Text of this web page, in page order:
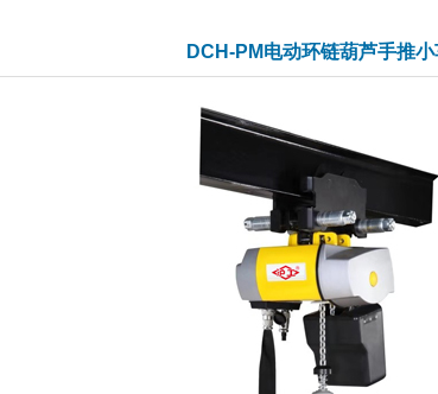
DCH-PM电动环链葫芦手推小